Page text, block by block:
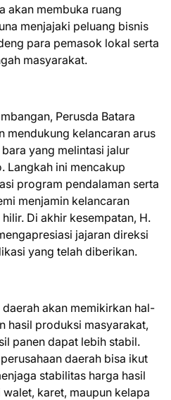
akan membuka ruang
menjajaki peluang bisnis
para pemasok lokal serta
masyarakat.
Perusda Batara
mendukung kelancaran arus
yang melintasi jalur
Langkah ini mencakup
program pendalaman serta
menjamin kelancaran
Di akhir kesempatan, H.
jajaran direksi
yang telah diberikan.
akan memikirkan hal-
hasil produksi masyarakat,
panen dapat lebih stabil.
daerah bisa ikut
stabilitas harga hasil
karet, maupun kelapa